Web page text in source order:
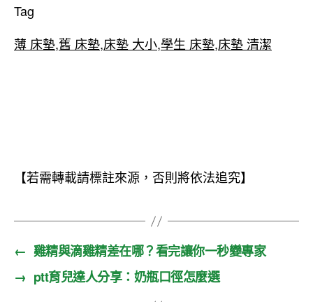
Tag
薄 床墊,舊 床墊,床墊 大小,學生 床墊,床墊 清潔
【若需轉載請標註來源，否則將依法追究】
← 雞精與滴雞精差在哪？看完讓你一秒變專家
→ ptt育兒達人分享：奶瓶口徑怎麼選